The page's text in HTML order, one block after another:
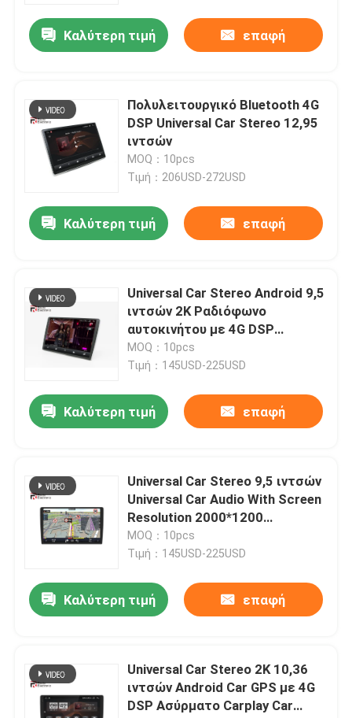
Αρχική Σελίδα
Σχετικά με εμάς
Καλύτερη τιμή επαφή
Πολυλειτουργικό Bluetooth 4G
DSP Universal Car Stereo 12,95
ιντσών
MOQ：10pcs
Τιμή：206USD-272USD
Καλύτερη τιμή επαφή
Universal Car Stereo Android 9,5
ιντσών 2K Ραδιόφωνο
αυτοκινήτου με 4G DSP
Ασύρματο Carplay και Android
Auto
MOQ：10pcs
Τιμή：145USD-225USD
Καλύτερη τιμή επαφή
Universal Car Stereo 9,5 ιντσών
Universal Car Audio With Screen
Resolution 2000*1200
Υποστήριξη 4G DSP
Ενσωματωμένη κάμερα 360
MOQ：10pcs
Τιμή：145USD-225USD
Καλύτερη τιμή επαφή
Universal Car Stereo 2K 10,36
ιντσών Android Car GPS με 4G
DSP Ασύρματο Carplay Car